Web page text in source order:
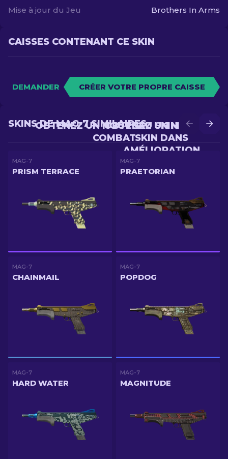
Mise à jour du Jeu Brothers In Arms
CAISSES CONTENANT CE SKIN
DEMANDER CRÉER VOTRE PROPRE CAISSE
OBTENEZ UN MEILLEUR
SKIN DANS
AMÉLIORATION
OBTENEZ UN NOUVEAU SKIN EN
COMBAT
SKINS DE MAG-7 SIMILAIRES
MAG-7
PRISM TERRACE
MAG-7
PRAETORIAN
MAG-7
CHAINMAIL
MAG-7
POPDOG
MAG-7
HARD WATER
MAG-7
MAGNITUDE